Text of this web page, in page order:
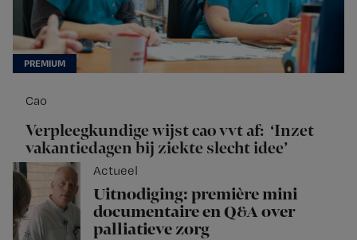
Cao
Verpleegkundige wijst cao vvt af: ‘Inzet
vakantiedagen bij ziekte slecht idee’
Actueel
Uitnodiging: première mini
documentaire en Q&A over
palliatieve zorg